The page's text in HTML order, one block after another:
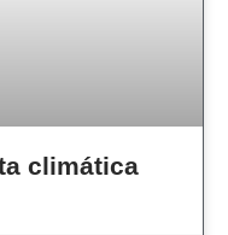
climática